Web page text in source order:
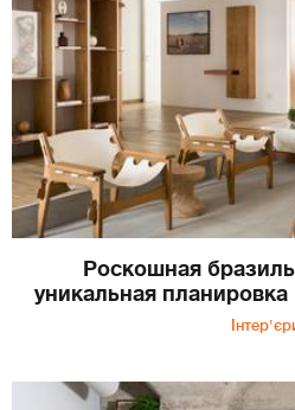
Роскошная
уникальная